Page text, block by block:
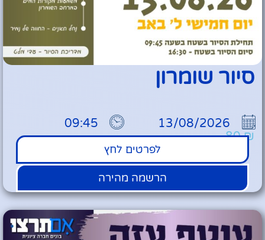
סיור שומרון
13/08/2026
09:45
80₪
לפרטים לחץ
הרשמה מהירה